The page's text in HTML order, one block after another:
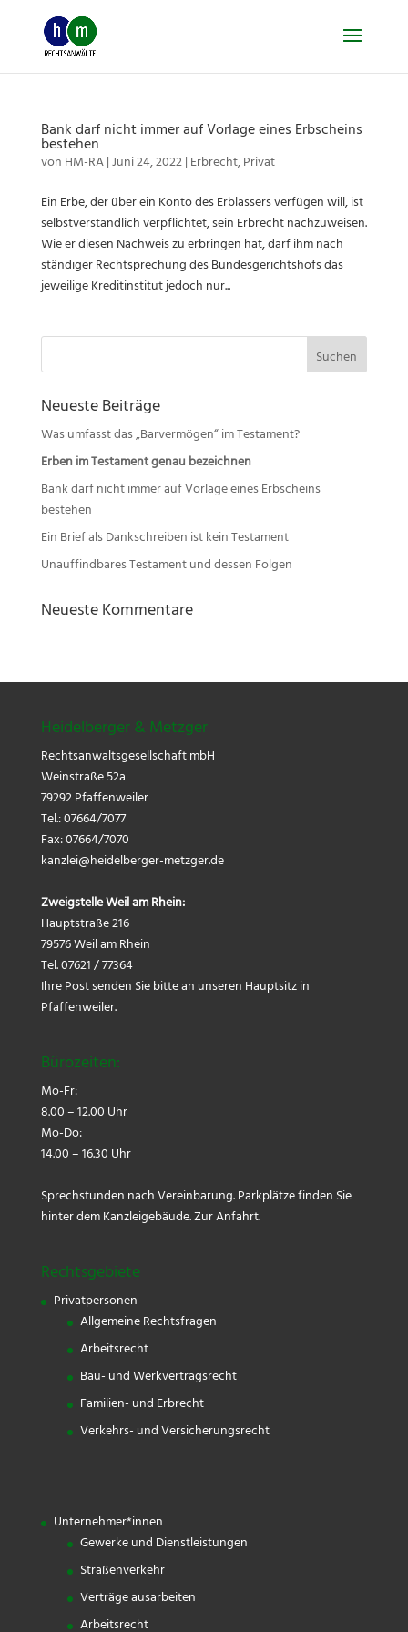
content
Bank darf nicht immer auf Vorlage eines Erbscheins
bestehen
vonHM-RA|Juni 24, 2022|Erbrecht,Privat
Ein Erbe, der über ein Konto des Erblassers verfügen will, ist
selbstverständlich verpflichtet, sein Erbrecht nachzuweisen.
Wie er diesen Nachweis zu erbringen hat, darf ihm nach
ständiger Rechtsprechung des Bundesgerichtshofs das
jeweilige Kreditinstitut jedoch nur...
Suchen
Neueste Beiträge
Was umfasst das „Barvermögen“ im Testament?
Erben im Testament genau bezeichnen
Bank darf nicht immer auf Vorlage eines Erbscheins
bestehen
Ein Brief als Dankschreiben ist kein Testament
Unauffindbares Testament und dessen Folgen
Neueste Kommentare
Heidelberger & Metzger
Rechtsanwaltsgesellschaft mbH
Weinstraße 52a
79292 Pfaffenweiler
Tel.: 07664/7077
Fax: 07664/7070
kanzlei@heidelberger-metzger.de
Zweigstelle Weil am Rhein:
Hauptstraße 216
79576 Weil am Rhein
Tel. 07621 / 77364
Ihre Post senden Sie bitte an unseren Hauptsitz in
Pfaffenweiler.
Bürozeiten:
Mo-Fr:
8.00 – 12.00 Uhr
Mo-Do:
14.00 – 16.30 Uhr
Sprechstunden nach Vereinbarung. Parkplätze finden Sie
hinter dem Kanzleigebäude.Zur Anfahrt.
Rechtsgebiete
Privatpersonen
Allgemeine Rechtsfragen
Arbeitsrecht
Bau- und Werkvertragsrecht
Familien- und Erbrecht
Verkehrs- und Versicherungsrecht
Unternehmer*innen
Gewerke und Dienstleistungen
Straßenverkehr
Verträge ausarbeiten
Arbeitsrecht